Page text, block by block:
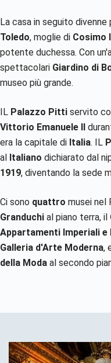
La casa in seguito divenne
Toledo, moglie di Cosimo
potente duchessa. Con
spettacolari Giardino di
museo più grande.
IL Palazzo Pitti servito
Vittorio Emanuele II
era la capitale di Italia. IL
al Italiano dichiarato dal
1919, diventando la sede
Ci sono quattro musei nel
Granduchi al piano terra, il
Appartamenti Imperiali e
Galleria d'Arte Moderna,
della Moda al secondo